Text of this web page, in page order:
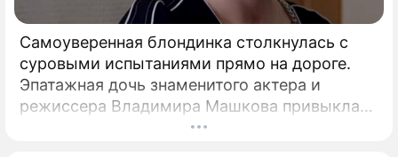
Самоуверенная блондинка столкнулась с
суровыми испытаниями прямо на дороге.
Эпатажная дочь знаменитого актера и
режиссера Владимира Машкова привыкла
ярко и без купюр делиться с подписчиками